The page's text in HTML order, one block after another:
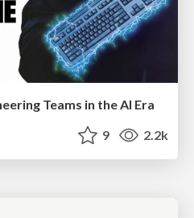
Teams in the AI Era
9 2.2k